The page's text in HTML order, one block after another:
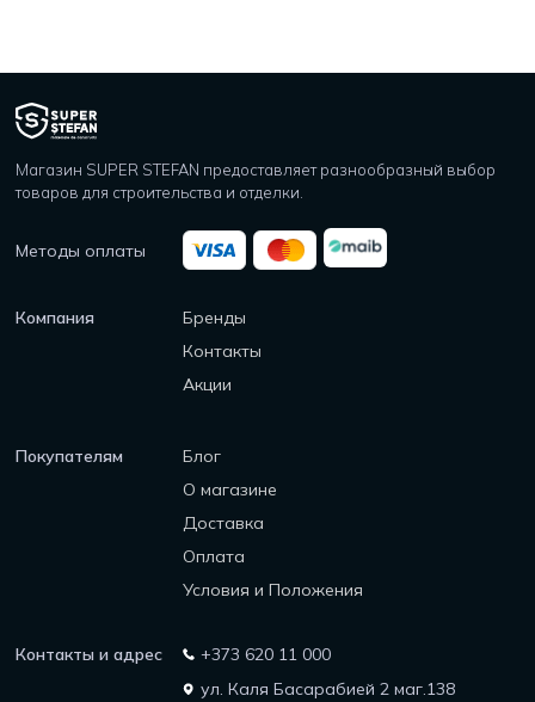
Магазин SUPER STEFAN предоставляет разнообразный выбор
товаров для строительства и отделки.
Методы оплаты
Компания
Бренды
Контакты
Акции
Покупателям
Блог
О магазине
Доставка
Оплата
Условия и Положения
Контакты и адрес
+373 620 11 000
ул. Каля Басарабией 2 маг.138